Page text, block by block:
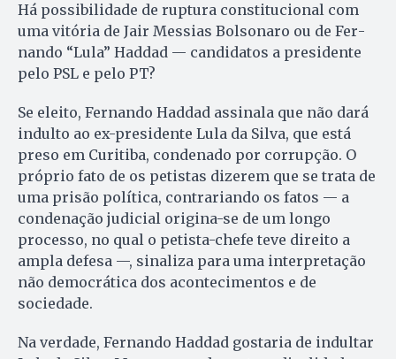
Há possibilidade de ruptura constitucional com
uma vitória de Jair Messias Bolsonaro ou de Fer­
nando “Lula” Haddad — candidatos a presidente
pelo PSL e pelo PT?
Se eleito, Fernando Haddad assinala que não dará
indulto ao ex-presidente Lula da Silva, que está
preso em Curitiba, condenado por corrupção. O
próprio fato de os petistas dizerem que se trata de
uma prisão política, contrariando os fatos — a
condenação judicial origina-se de um longo
processo, no qual o petista-chefe teve direito a
ampla defesa —, sinaliza para uma interpretação
não democrática dos acontecimentos e de
sociedade.
Na verdade, Fernando Had­dad gostaria de indultar